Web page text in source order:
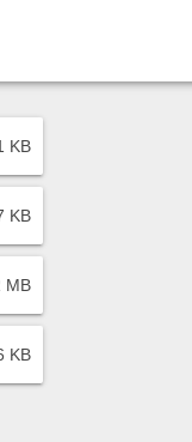
KB
KB
MB
KB